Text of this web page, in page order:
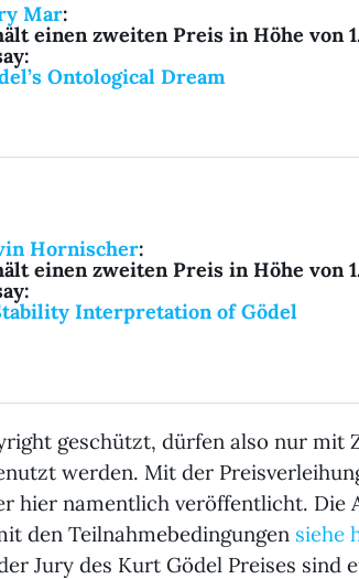
Mar:
einen zweiten Preis in Höhe von
Ontological Dream
Hornischer:
einen zweiten Preis in Höhe von
Interpretation of Gödel
geschützt, dürfen also nur mit
werden. Mit der
hier namentlich veröffentlicht. Die
den Teilnahmebedingungen siehe
Jury des Kurt Gödel Preises sind